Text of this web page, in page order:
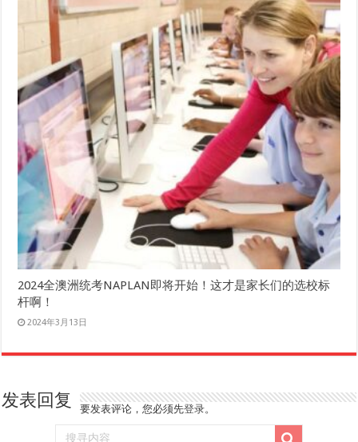
2024全澳洲统考NAPLAN即将开始！这才是家长们的选校标
杆啊！
2024年3月13日
发表回复 要发表评论，您必须先登录。